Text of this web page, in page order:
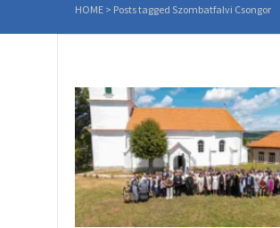
HOME > Posts tagged Szombatfalvi Csongor